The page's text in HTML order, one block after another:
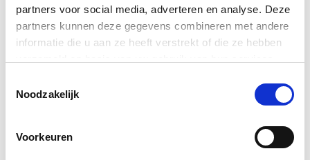
partners voor social media, adverteren en analyse. Deze
partners kunnen deze gegevens combineren met andere
informatie die u aan ze heeft verstrekt of die ze hebben
Noodzakelijk
Voorkeuren
een eigen projectje. Opknappen van het bedrijfspand. Naast
schilderen zijn we ook bezig met onder andere behangen,
plamuren en glas zetten, dat maakt de opleiding interessant.’
Waarom moeten
meiden kiezen voor dit
beroep?